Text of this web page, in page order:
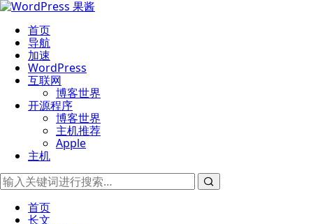
首页
导航
加速
WordPress
互联网
博客世界
开源程序
博客世界
主机推荐
Apple
主机
首页
长文